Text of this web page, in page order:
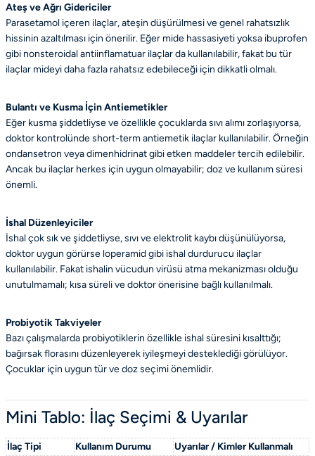
Ateş ve Ağrı Gidericiler
Parasetamol içeren ilaçlar, ateşin düşürülmesi ve genel rahatsızlık
hissinin azaltılması için önerilir. Eğer mide hassasiyeti yoksa ibuprofen
gibi nonsteroidal antiinflamatuar ilaçlar da kullanılabilir, fakat bu tür
ilaçlar mideyi daha fazla rahatsız edebileceği için dikkatli olmalı.
Bulantı ve Kusma İçin Antiemetikler
Eğer kusma şiddetliyse ve özellikle çocuklarda sıvı alımı zorlaşıyorsa,
doktor kontrolünde short-term antiemetik ilaçlar kullanılabilir. Örneğin
ondansetron veya dimenhidrinat gibi etken maddeler tercih edilebilir.
Ancak bu ilaçlar herkes için uygun olmayabilir; doz ve kullanım süresi
önemli.
İshal Düzenleyiciler
İshal çok sık ve şiddetliyse, sıvı ve elektrolit kaybı düşünülüyorsa,
doktor uygun görürse loperamid gibi ishal durdurucu ilaçlar
kullanılabilir. Fakat ishalin vücudun virüsü atma mekanizması olduğu
unutulmamalı; kısa süreli ve doktor önerisine bağlı kullanılmalı.
Probiyotik Takviyeler
Bazı çalışmalarda probiyotiklerin özellikle ishal süresini kısalttığı;
bağırsak florasını düzenleyerek iyileşmeyi desteklediği görülüyor.
Çocuklar için uygun tür ve doz seçimi önemlidir.
Mini Tablo: İlaç Seçimi & Uyarılar
İlaç Tipi Kullanım Durumu Uyarılar / Kimler Kullanmalı